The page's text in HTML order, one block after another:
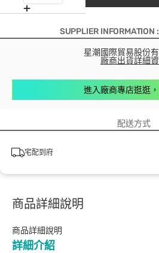
SUPPLIER INFORMATION
星潮國際貿易股份
廠商出貨詳細
進入廠商專店逛逛
配送方式
宅配到府
商品詳細說明
商品詳細說明
詳細介紹